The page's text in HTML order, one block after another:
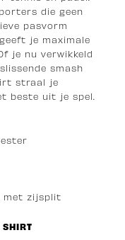
die geen
pasvorm
je maximale
je nu verwikkeld
smash
straal je
beste uit je spel.
met zijsplit